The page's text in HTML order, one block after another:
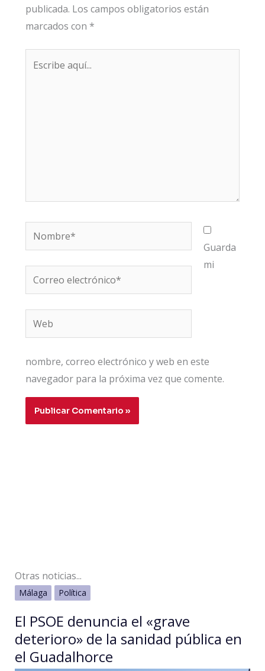
publicada. Los campos obligatorios están
marcados con *
Nombre*
Correo
electrónico*
Web
Guarda
mi
nombre, correo electrónico y web en este
navegador para la próxima vez que comente.
Otras noticias...
Málaga Política
El PSOE denuncia el «grave
deterioro» de la sanidad pública en
el Guadalhorce